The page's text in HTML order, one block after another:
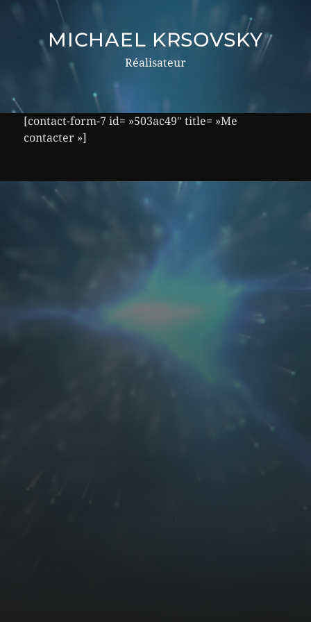
MICHAEL KRSOVSKY
Réalisateur
[contact-form-7 id= »503ac49″ title= »Me
contacter »]